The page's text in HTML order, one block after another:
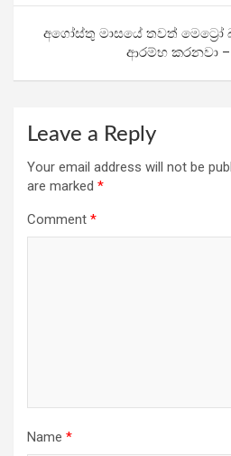
k
p
අගෝස්තු මාසයේ තවත් මෙට්‍රෝ
ආරම්භ කරනවා
Leave a Reply
Your email address will not be
are marked *
Comment *
Name *